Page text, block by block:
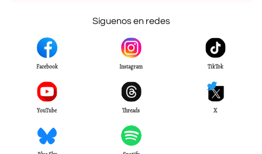
Síguenos en redes
Facebook Instagram TikTok
YouTube Threads X